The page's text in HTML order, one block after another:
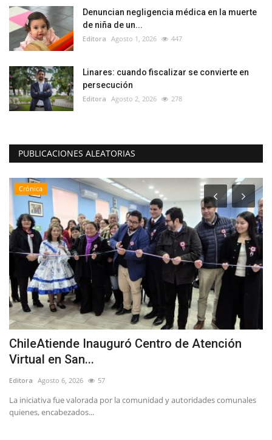
Denuncian negligencia médica en la muerte
de niña de un...
Editora Agosto 1, 2026 447
Linares: cuando fiscalizar se convierte en
persecución
Editora Agosto 2, 2026 278
PUBLICACIONES ALEATORIAS
Crónica
ChileAtiende Inauguró Centro de Atención
Virtual en San...
Editora Agosto 6, 2026 57
La iniciativa fue valorada por la comunidad y autoridades comunales
quienes, encabezados...